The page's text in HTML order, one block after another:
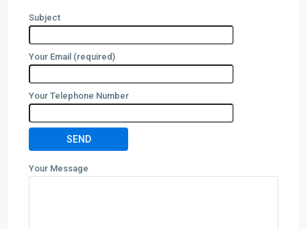
Subject
Your Email (required)
Your Telephone Number
Your Message